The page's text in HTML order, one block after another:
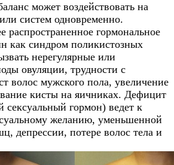
может воздействовать на
систем одновременно.
распространенное гормональное
как синдром поликистозных
нерегулярные или
овуляции, трудности с
волос мужского пола, увеличение
кисты на яичниках. Дефицит
сексуальный гормон) ведет к
желанию, уменьшенной
депрессии, потере волос тела и